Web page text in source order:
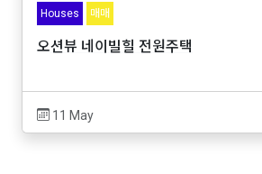
Houses 매매
오션뷰 네이빌힐 전원주택
11 May